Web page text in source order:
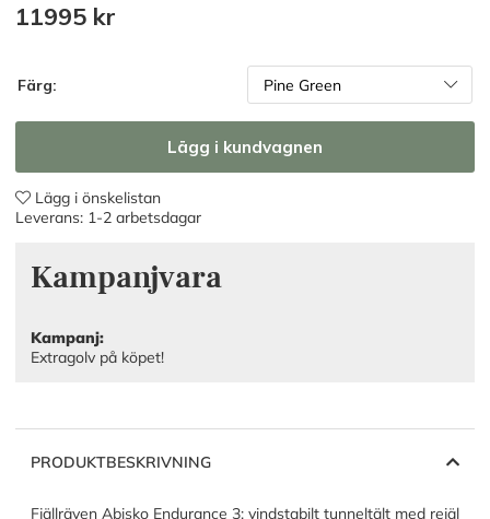
11995 kr
Färg:
Lägg i kundvagnen
Lägg i önskelistan
Leverans: 1-2 arbetsdagar
Kampanjvara
Kampanj:
Extragolv på köpet!
PRODUKTBESKRIVNING
Fjällräven Abisko Endurance 3: vindstabilt tunneltält med rejäl